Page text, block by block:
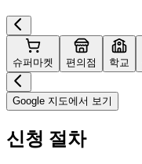
슈퍼마켓 편의점 학교
Google 지도에서 보기
신청 절차